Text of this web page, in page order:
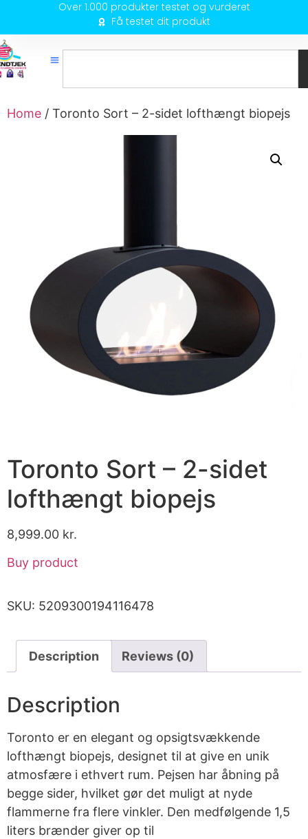
Over 1.000 produkter testet og vurderet
Få testet dit produkt
Home / Toronto Sort – 2-sidet lofthængt biopejs
Toronto Sort – 2-sidet
lofthængt biopejs
8,999.00 kr.
Buy product
SKU: 5209300194116478
Description Reviews (0)
Description
Toronto er en elegant og opsigtsvækkende
lofthængt biopejs, designet til at give en unik
atmosfære i ethvert rum. Pejsen har åbning på
begge sider, hvilket gør det muligt at nyde
flammerne fra flere vinkler. Den medfølgende 1,5
liters brænder giver op til